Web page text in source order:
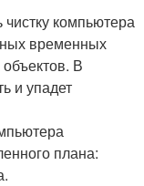
компьютера
временных
В
и упадет
плана: